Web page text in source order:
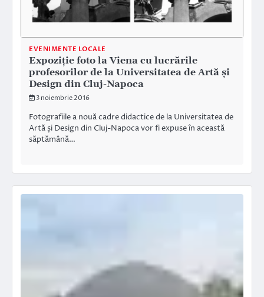
EVENIMENTE LOCALE
Expoziție foto la Viena cu lucrările
profesorilor de la Universitatea de Artă și
Design din Cluj-Napoca
3 noiembrie 2016
Fotografiile a nouă cadre didactice de la Universitatea de
Artă și Design din Cluj-Napoca vor fi expuse în această
săptămână…